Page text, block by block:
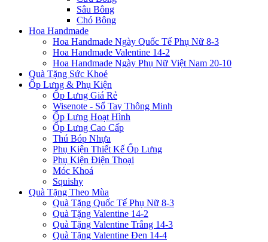
Sâu Bông
Chó Bông
Hoa Handmade
Hoa Handmade Ngày Quốc Tế Phụ Nữ 8-3
Hoa Handmade Valentine 14-2
Hoa Handmade Ngày Phụ Nữ Việt Nam 20-10
Quà Tặng Sức Khoẻ
Ốp Lưng & Phụ Kiện
Ốp Lưng Giá Rẻ
Wisenote - Sổ Tay Thông Minh
Ốp Lưng Hoạt Hình
Ốp Lưng Cao Cấp
Thú Bóp Nhựa
Phụ Kiện Thiết Kế Ốp Lưng
Phụ Kiện Điện Thoại
Móc Khoá
Squishy
Quà Tặng Theo Mùa
Quà Tặng Quốc Tế Phụ Nữ 8-3
Quà Tặng Valentine 14-2
Quà Tặng Valentine Trắng 14-3
Quà Tặng Valentine Đen 14-4